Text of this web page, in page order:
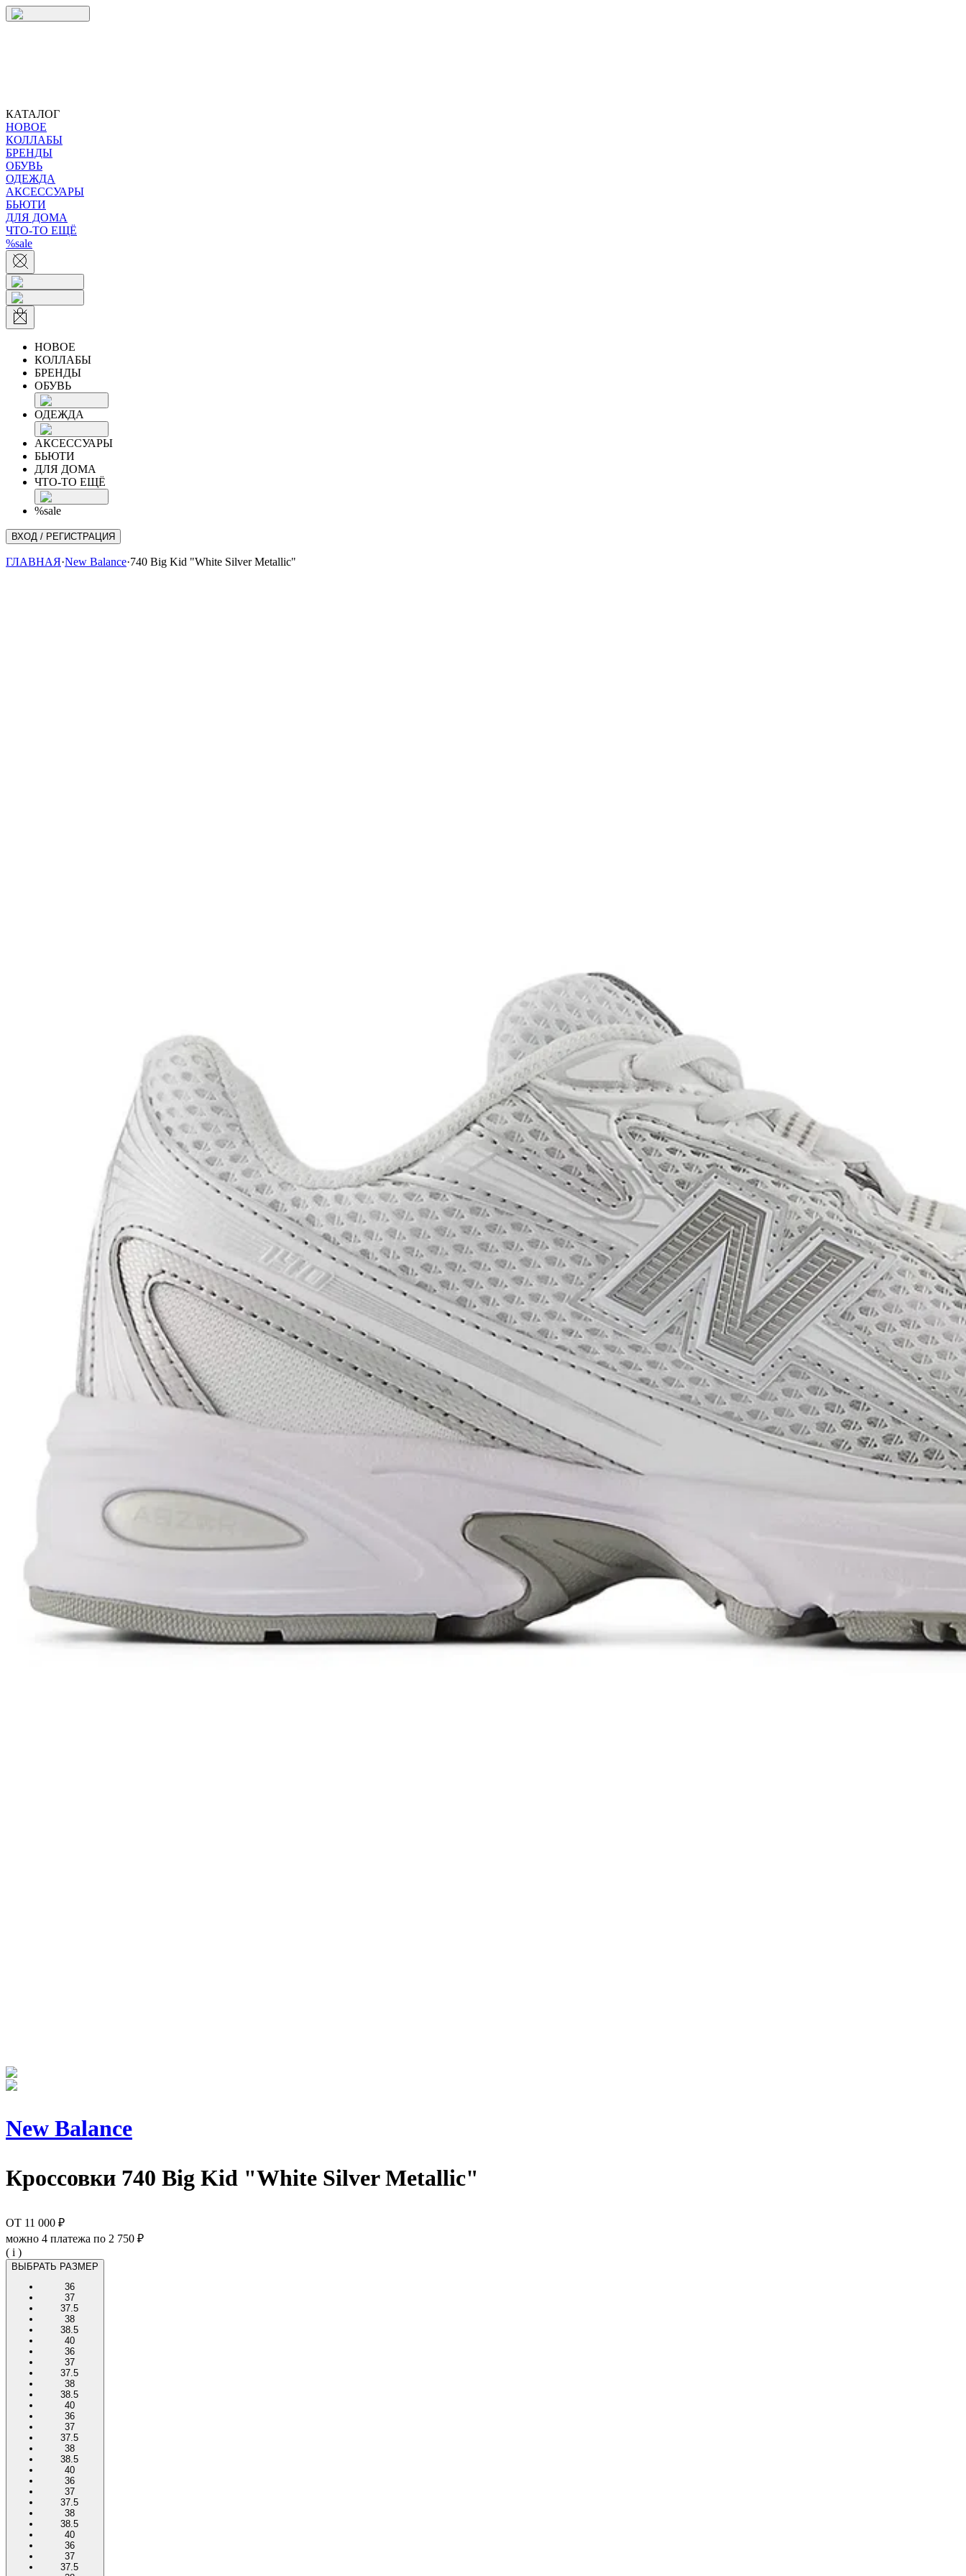
КАТАЛОГ
НОВОЕ
КОЛЛАБЫ
БРЕНДЫ
ОБУВЬ
ОДЕЖДА
АКСЕССУАРЫ
БЬЮТИ
ДЛЯ ДОМА
ЧТО-ТО ЕЩЁ
%sale
НОВОЕ
КОЛЛАБЫ
БРЕНДЫ
ОБУВЬ
ОДЕЖДА
АКСЕССУАРЫ
БЬЮТИ
ДЛЯ ДОМА
ЧТО-ТО ЕЩЁ
%sale
ВХОД / РЕГИСТРАЦИЯ
ГЛАВНАЯ·New Balance·740 Big Kid "White Silver Metallic"
New Balance
Кроссовки 740 Big Kid "White Silver Metallic"
ОТ 11 000 ₽
можно 4 платежа по 2 750 ₽
( i )
ВЫБРАТЬ РАЗМЕР
36
37
37.5
38
38.5
40
36
37
37.5
38
38.5
40
36
37
37.5
38
38.5
40
36
37
37.5
38
38.5
40
36
37
37.5